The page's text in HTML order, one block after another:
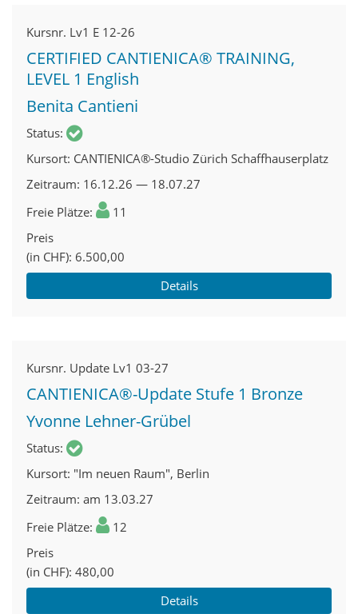
Kursnr. Lv1 E 12-26
CERTIFIED CANTIENICA® TRAINING,
LEVEL 1 English
Benita Cantieni
Status
Kursort CANTIENICA®-Studio Zürich Schaffhauserplatz
Zeitraum 16.12.26 — 18.07.27
Freie Plätze
11
Preis
(in CHF) 6.500,00
Details
Kursnr. Update Lv1 03-27
CANTIENICA®-Update Stufe 1 Bronze
Yvonne Lehner-Grübel
Status
Kursort "Im neuen Raum", Berlin
Zeitraum am 13.03.27
Freie Plätze
12
Preis
(in CHF) 480,00
Details